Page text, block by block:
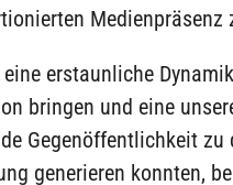
Medienpräsenz
erstaunliche
bringen und eine
Gegenöffentlichkeit zu
generieren konnten,